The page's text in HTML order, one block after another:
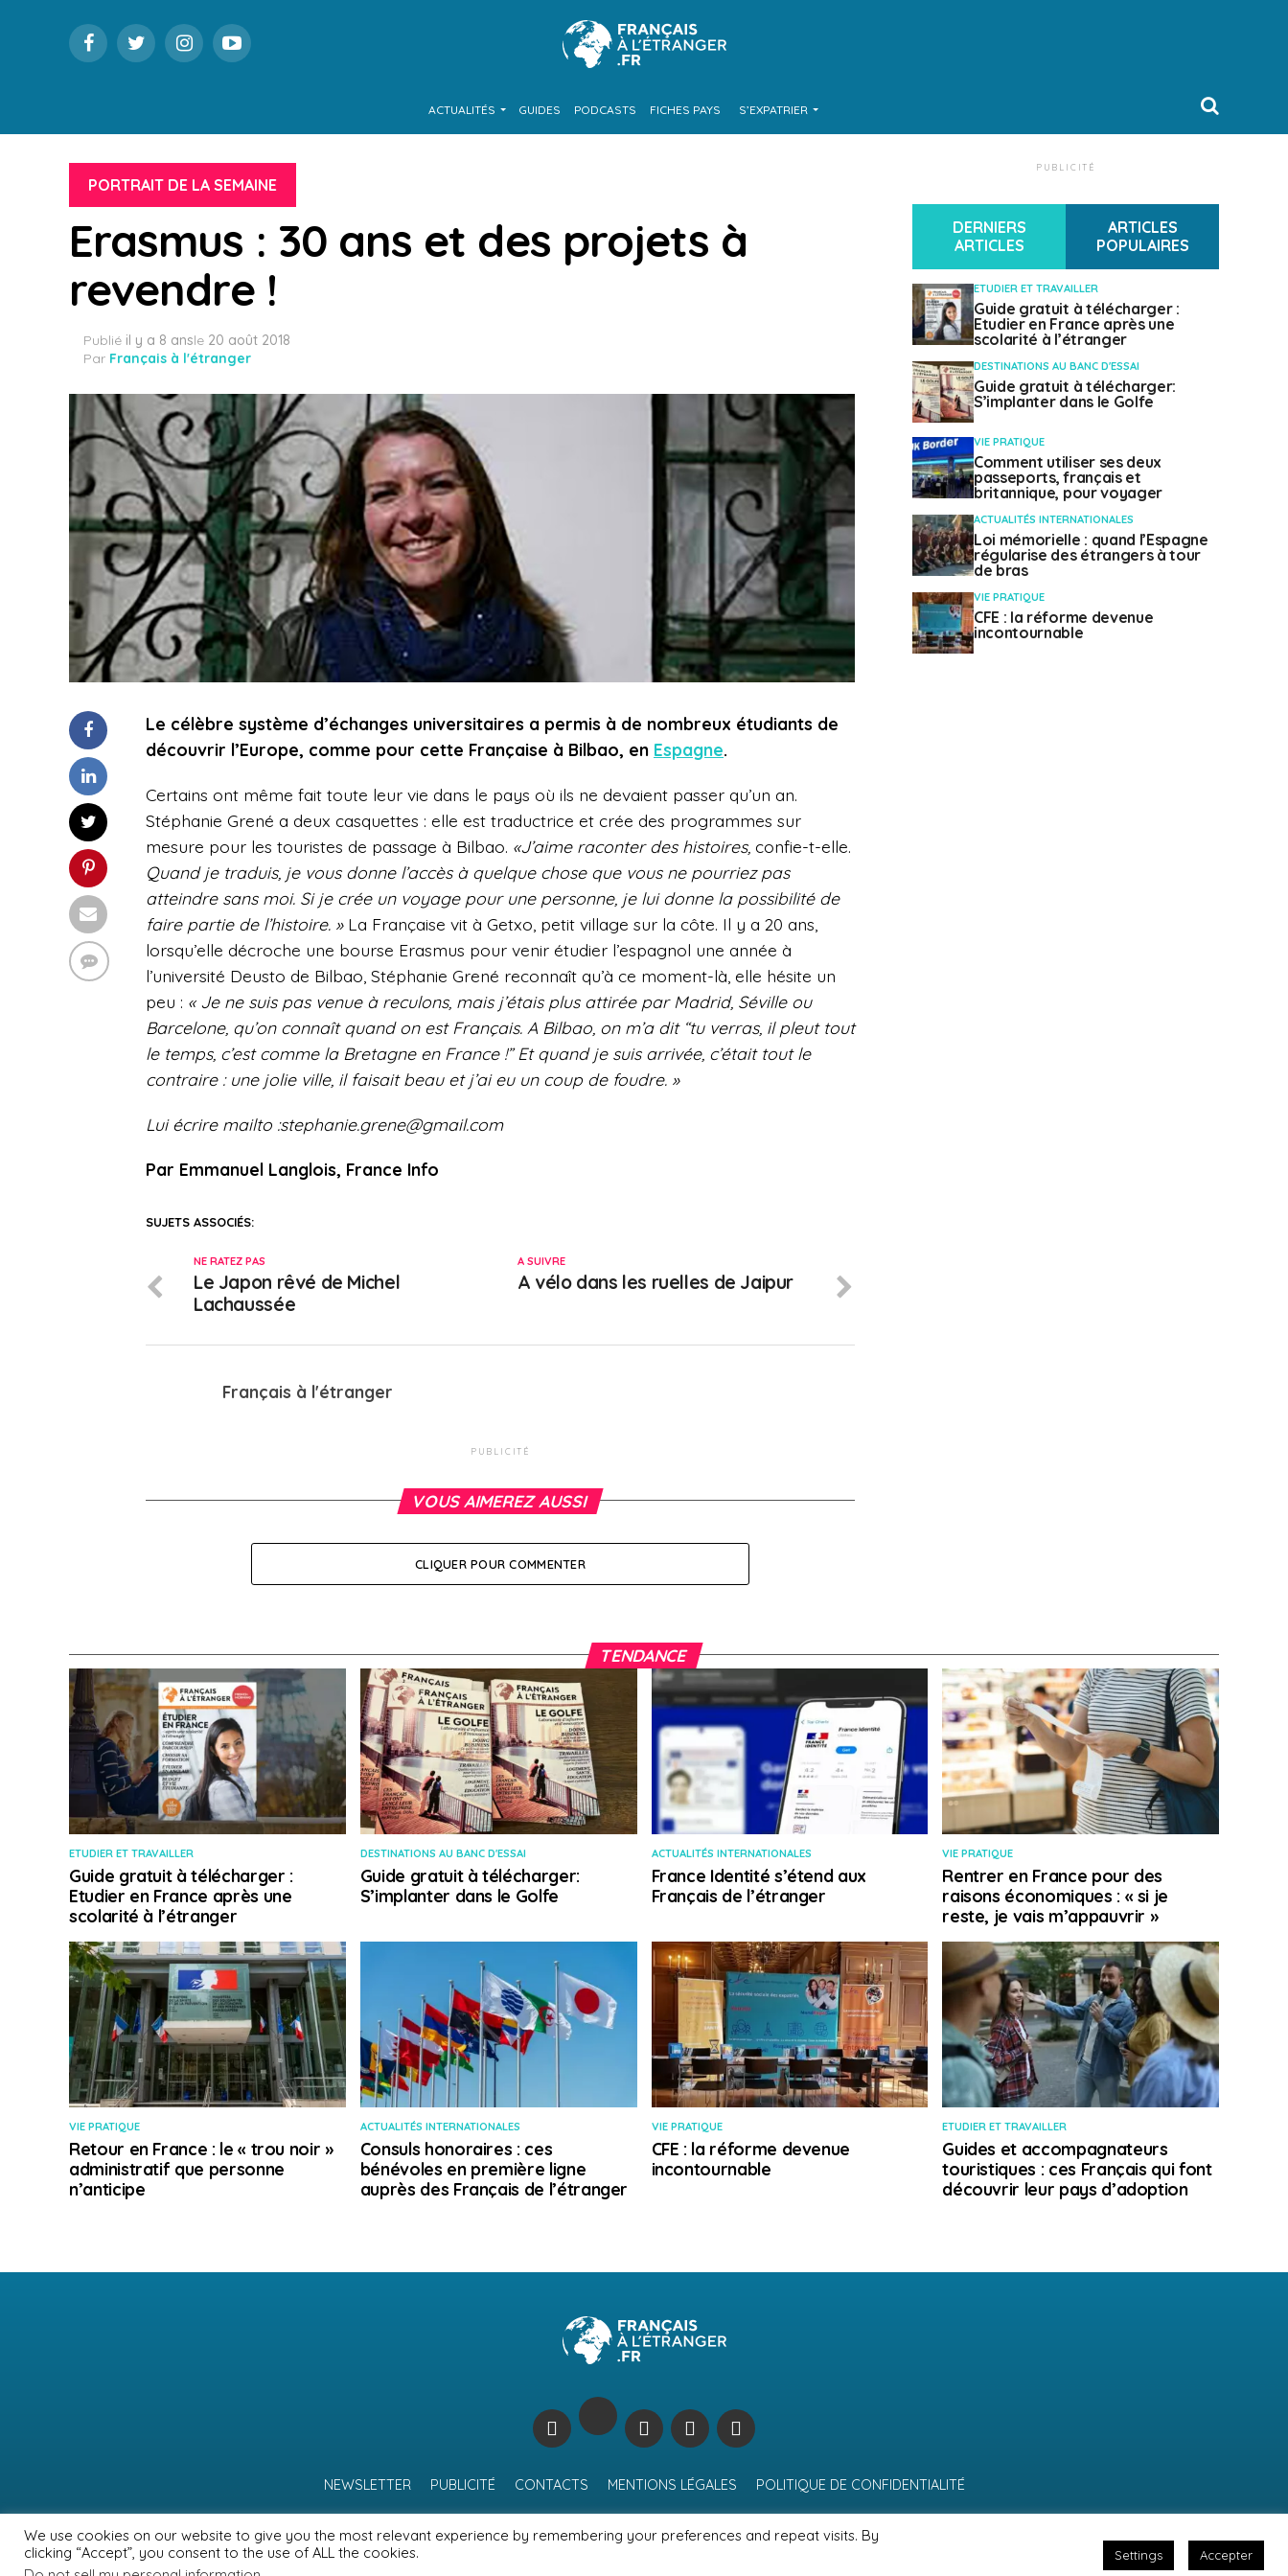
ACTUALITÉS GUIDES PODCASTS FICHES PAYS S’EXPATRIER
PORTRAIT DE LA SEMAINE
Erasmus : 30 ans et des projets à
revendre !
Publié il y a 8 ansle 20 août 2018
Par Français à l'étranger
Le célèbre système d’échanges universitaires a permis à de nombreux étudiants de
découvrir l’Europe, comme pour cette Française à Bilbao, en Espagne.
Certains ont même fait toute leur vie dans le pays où ils ne devaient passer qu’un an.
Stéphanie Grené a deux casquettes : elle est traductrice et crée des programmes sur
mesure pour les touristes de passage à Bilbao. «J’aime raconter des histoires, confie-t-elle.
Quand je traduis, je vous donne l’accès à quelque chose que vous ne pourriez pas
atteindre sans moi. Si je crée un voyage pour une personne, je lui donne la possibilité de
faire partie de l’histoire. » La Française vit à Getxo, petit village sur la côte. Il y a 20 ans,
lorsqu’elle décroche une bourse Erasmus pour venir étudier l’espagnol une année à
l’université Deusto de Bilbao, Stéphanie Grené reconnaît qu’à ce moment-là, elle hésite un
peu : « Je ne suis pas venue à reculons, mais j’étais plus attirée par Madrid, Séville ou
Barcelone, qu’on connaît quand on est Français. A Bilbao, on m’a dit “tu verras, il pleut tout
le temps, c’est comme la Bretagne en France !” Et quand je suis arrivée, c’était tout le
contraire : une jolie ville, il faisait beau et j’ai eu un coup de foudre. »
Lui écrire mailto :stephanie.grene@gmail.com
Par Emmanuel Langlois, France Info
SUJETS ASSOCIÉS:
A SUIVRE
A vélo dans les ruelles de Jaipur
NE RATEZ PAS
Le Japon rêvé de Michel
Lachaussée
Français à l'étranger
PUBLICITÉ
VOUS AIMEREZ AUSSI
CLIQUER POUR COMMENTER
PUBLICITÉ
DERNIERS
ARTICLES
ARTICLES
POPULAIRES
ETUDIER ET TRAVAILLER
Guide gratuit à télécharger :
Etudier en France après une
scolarité à l’étranger
DESTINATIONS AU BANC D'ESSAI
Guide gratuit à télécharger:
S’implanter dans le Golfe
VIE PRATIQUE
Comment utiliser ses deux
passeports, français et
britannique, pour voyager
ACTUALITÉS INTERNATIONALES
Loi mémorielle : quand l’Espagne
régularise des étrangers à tour
de bras
VIE PRATIQUE
CFE : la réforme devenue
incontournable
TENDANCE
ETUDIER ET TRAVAILLER
Guide gratuit à télécharger :
Etudier en France après une
scolarité à l’étranger
DESTINATIONS AU BANC D'ESSAI
Guide gratuit à télécharger:
S’implanter dans le Golfe
ACTUALITÉS INTERNATIONALES
France Identité s’étend aux
Français de l’étranger
VIE PRATIQUE
Rentrer en France pour des
raisons économiques : « si je
reste, je vais m’appauvrir »
VIE PRATIQUE
Retour en France : le « trou noir »
administratif que personne
n’anticipe
ACTUALITÉS INTERNATIONALES
Consuls honoraires : ces
bénévoles en première ligne
auprès des Français de l’étranger
VIE PRATIQUE
CFE : la réforme devenue
incontournable
ETUDIER ET TRAVAILLER
Guides et accompagnateurs
touristiques : ces Français qui font
découvrir leur pays d’adoption
NEWSLETTER PUBLICITÉ CONTACTS MENTIONS LÉGALES POLITIQUE DE CONFIDENTIALITÉ
We use cookies on our website to give you the most relevant experience by remembering your preferences and repeat visits. By
clicking “Accept”, you consent to the use of ALL the cookies.
Settings Accepter